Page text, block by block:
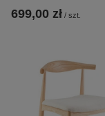
699,00 zł / szt.